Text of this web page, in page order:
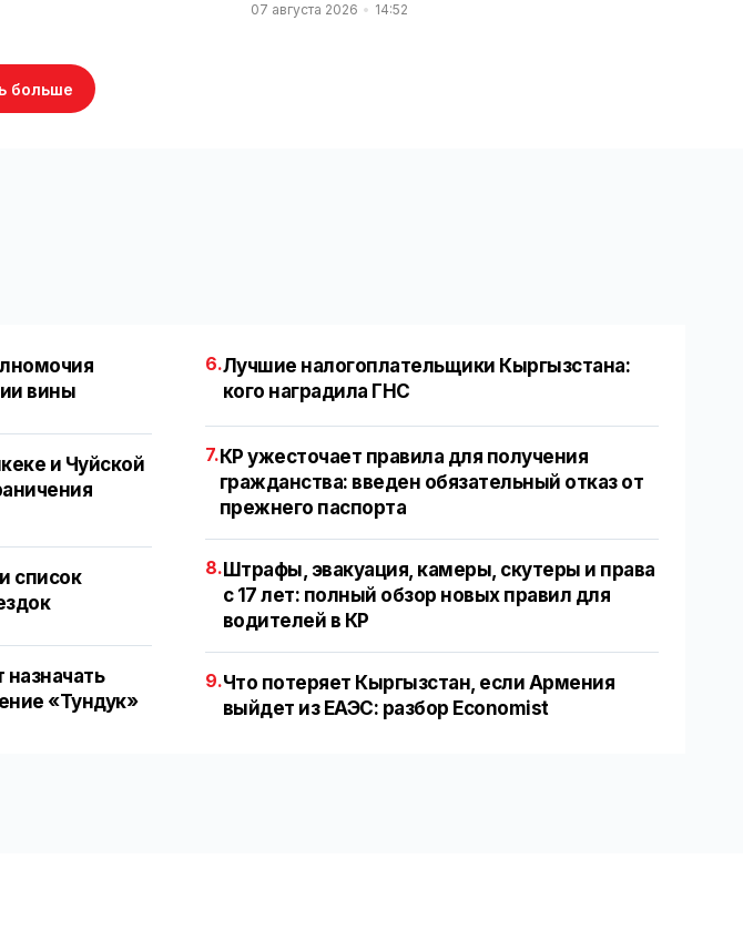
07 августа 2026 14:52
больше
вины
и Чуйской
список
«Тундук»
6.Лучшие налогоплательщики Кыргызстана:
кого наградила ГНС
7. КР ужесточает правила для получения
гражданства: введен обязательный отказ от
прежнего паспорта
8. Штрафы, эвакуация, камеры, скутеры и права
с 17 лет: полный обзор новых правил для
водителей в КР
9.Что потеряет Кыргызстан, если Армения
выйдет из ЕАЭС: разбор Economist